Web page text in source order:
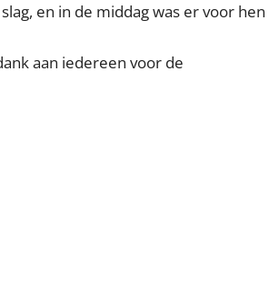
en in de middag was er voor hen
aan iedereen voor de